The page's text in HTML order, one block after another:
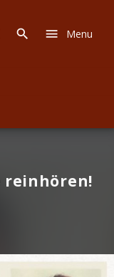
Menu
reinhören!